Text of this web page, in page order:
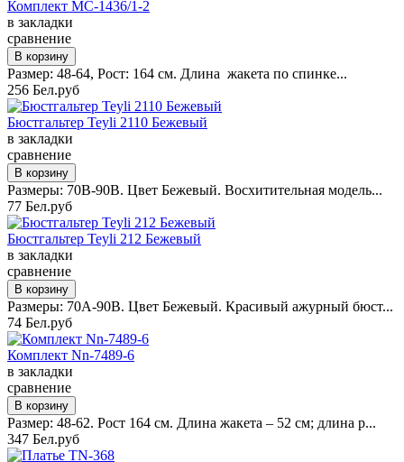
Комплект MC-1436/1-2
в закладки
сравнение
Размер: 48-64, Рост: 164 см. Длина жакета по спинке...
256 Бел.руб
Бюстгальтер Teyli 2110 Бежевый
в закладки
сравнение
Размеры: 70B-90B. Цвет Бежевый. Восхитительная модель...
77 Бел.руб
Бюстгальтер Teyli 212 Бежевый
в закладки
сравнение
Размеры: 70А-90В. Цвет Бежевый. Красивый ажурный бюст...
74 Бел.руб
Комплект Nn-7489-6
в закладки
сравнение
Размер: 48-62. Рост 164 см. Длина жакета – 52 см; длина р...
347 Бел.руб